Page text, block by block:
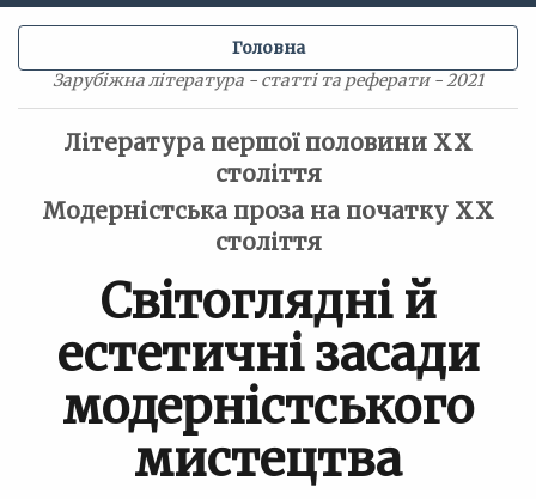
Зарубіжна література - статті та реферати - 2021
Головна
Література першої половини ХХ
століття
Модерністська проза на початку ХХ
століття
Світоглядні й
естетичні засади
модерністського
мистецтва